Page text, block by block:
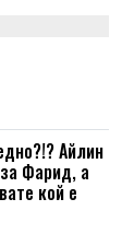
Айлин
Фарид, а
кой е